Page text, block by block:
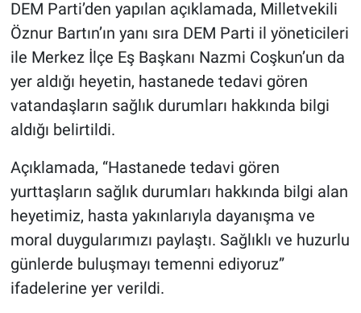
DEM Parti’den yapılan açıklamada, Milletvekili
Öznur Bartın’ın yanı sıra DEM Parti il yöneticileri
ile Merkez İlçe Eş Başkanı Nazmi Coşkun’un da
yer aldığı heyetin, hastanede tedavi gören
vatandaşların sağlık durumları hakkında bilgi
aldığı belirtildi.
Açıklamada, “Hastanede tedavi gören
yurttaşların sağlık durumları hakkında bilgi alan
heyetimiz, hasta yakınlarıyla dayanışma ve
moral duygularımızı paylaştı. Sağlıklı ve huzurlu
günlerde buluşmayı temenni ediyoruz”
ifadelerine yer verildi.